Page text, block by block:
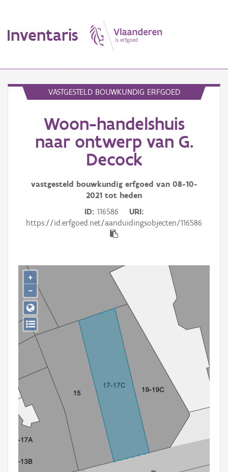
Inventaris
Erfgoedobject
Aanduidingsobject
Hergebruik
Aanmelden
VASTGESTELD BOUWKUNDIG ERFGOED
Woon-handelshuis
naar ontwerp van G.
Decock
vastgesteld bouwkundig erfgoed van 08-10-
2021 tot heden
ID 116586
URI
https://id.erfgoed.net/aanduidingsobjecten/116586
+
−